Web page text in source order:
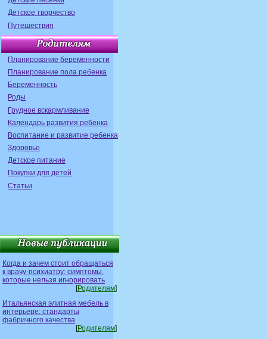
Детское творчество
Путешествия
Планирование беременности
Планирование пола ребенка
Беременность
Роды
Грудное вскармливание
Календарь развития ребенка
Воспитание и развитие ребенка
Здоровье
Детское питание
Покупки для детей
Статьи
Когда и зачем стоит обращаться
к врачу-психиатру: симптомы,
которые нельзя игнорировать
[Родителям]
Итальянская элитная мебель в
интерьере: стандарты
фабричного качества
[Родителям]